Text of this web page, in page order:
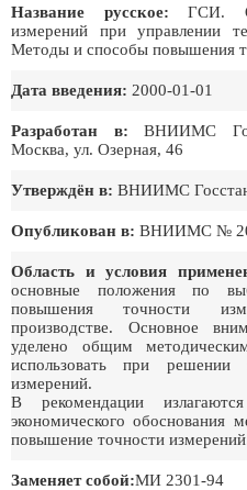
Название русское: ГСИ.
измерений при управлении
Методы и способы повышения
Дата введения: 2000-01-01
Разработан в: ВНИИМС
Москва, ул. Озерная, 46
Утверждён в: ВНИИМС
Опубликован в: ВНИИМС №
Область и условия
основные положения по
повышения точности
производстве. Основное
уделено общим
использовать при решении
измерений.
В рекомендации
экономического обоснования
повышение точности
Заменяет собой:МИ 2301-94